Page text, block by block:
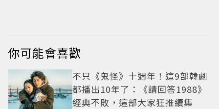
你可能會喜歡
不只《鬼怪》十週年！這9部韓劇
都播出10年了：《請回答1988》
經典不敗，這部大家狂推續集